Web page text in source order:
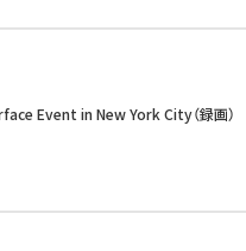
Event in New York City（録画）